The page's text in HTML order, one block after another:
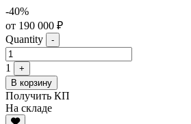
-40%
от 190 000 ₽
Quantity
-
1
+
В корзину
Получить КП
На складе